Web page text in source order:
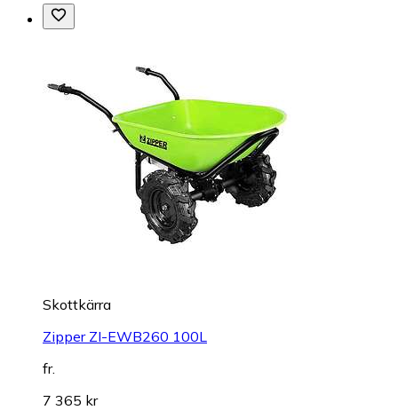
Skottkärra
Zipper ZI-EWB260 100L
fr.
7 365 kr